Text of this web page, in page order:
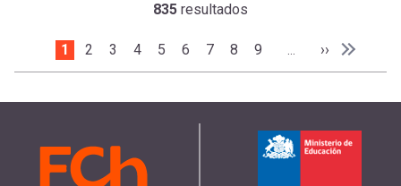
835 resultados
PaginaciónPágina actual
1 Page
2 Page
3 Page
4 Page
5 Page
6 Page
7 Page
8 Page
9 Siguiente
›› Última
Última »